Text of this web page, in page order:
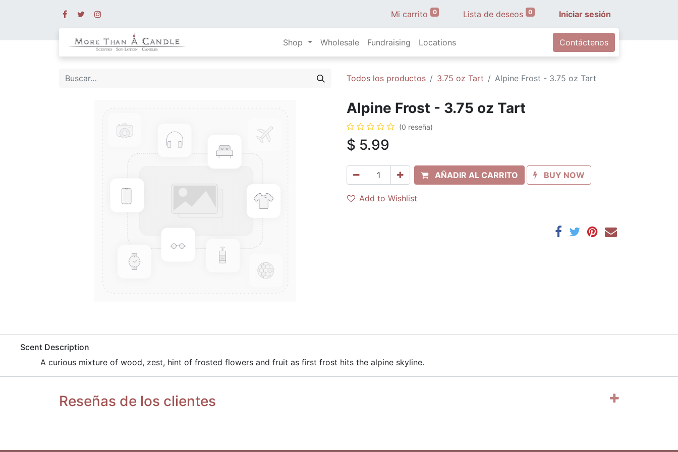
Mi carrito 0 Lista de deseos 0 Iniciar sesión
Shop Wholesale Fundraising Locations Contáctenos
Todos los productos 3.75 oz Tart Alpine Frost - 3.75 oz Tart
Alpine Frost - 3.75 oz Tart
(0 reseña)
$ 5.99
AÑADIR AL CARRITO BUY NOW
Add to Wishlist
​Scent Description
​A curious mixture of wood, zest, hint of frosted flowers and fruit as first frost hits the alpine skyline.
Reseñas de los clientes